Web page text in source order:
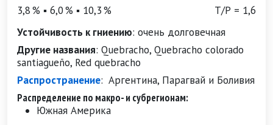
3,8 % ▪ 6,0 % ▪ 10,3 %
Т/Р = 1,6
Устойчивость к гниению: очень долговечная
Другие названия: Quebracho, Quebracho colorado
santiagueño, Red quebracho
Распространение: Аргентина, Парагвай и Боливия
Распределение по макро- и субрегионам:
Южная Америка